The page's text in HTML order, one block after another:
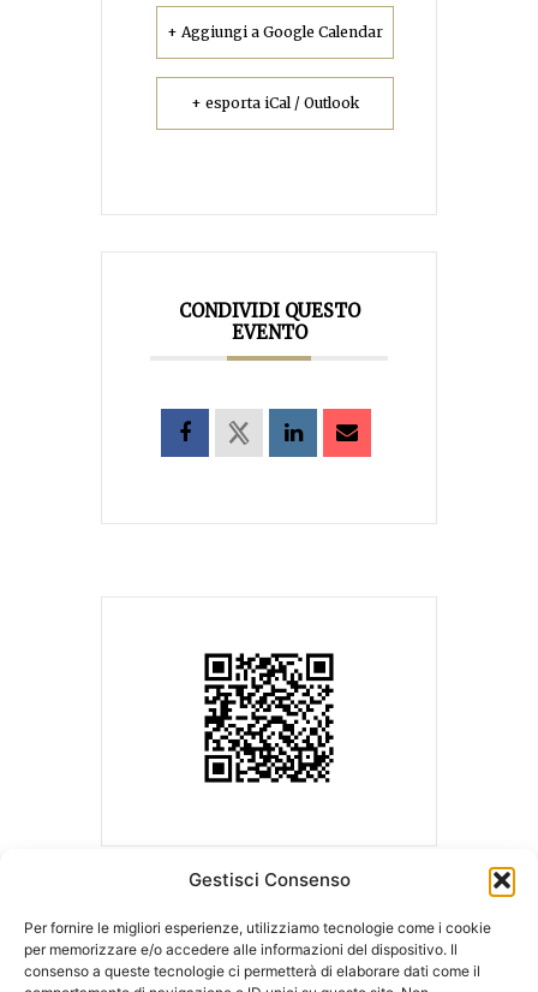
Gestisci Consenso
Per fornire le migliori esperienze, utilizziamo tecnologie come i cookie
per memorizzare e/o accedere alle informazioni del dispositivo. Il
consenso a queste tecnologie ci permetterà di elaborare dati come il
+ Aggiungi a Google Calendar
+ esporta iCal / Outlook
CONDIVIDI QUESTO
EVENTO